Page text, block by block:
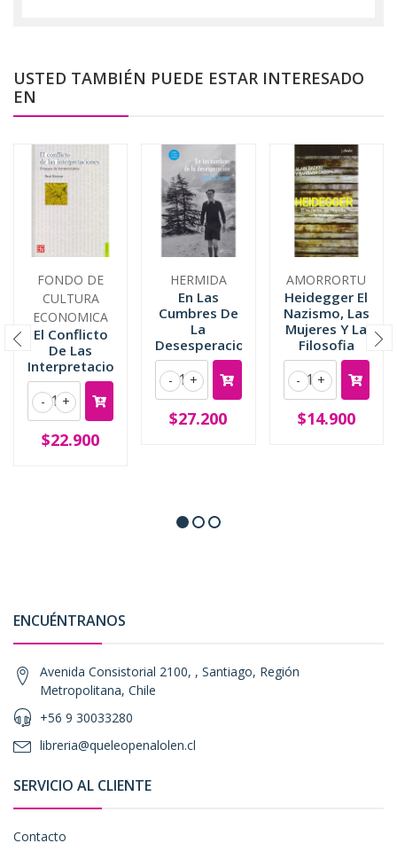
USTED TAMBIÉN PUEDE ESTAR INTERESADO
EN
FONDO DE
CULTURA
ECONOMICA
El Conflicto
De Las
Interpretaciones
+
-
$22.900
HERMIDA
En Las
Cumbres De
La
Desesperacion
+
-
$27.200
AMORRORTU
Heidegger El
Nazismo, Las
Mujeres Y La
Filosofia
+
-
$14.900
ENCUÉNTRANOS
Avenida Consistorial 2100, , Santiago, Región
Metropolitana, Chile
+56 9 30033280
libreria@queleopenalolen.cl
SERVICIO AL CLIENTE
Contacto